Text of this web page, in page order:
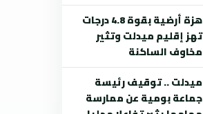
هزة أرضية بقوة 4.8 درجات
تهز إقليم ميدلت وتثير
مخاوف الساكنة
ميدلت .. توقيف رئيسة
جماعة بومية عن ممارسة